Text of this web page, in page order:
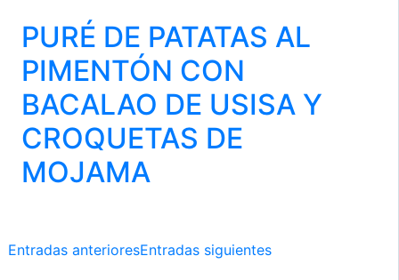
PURÉ DE PATATAS AL
PIMENTÓN CON
BACALAO DE USISA Y
CROQUETAS DE
MOJAMA
Navegación
Entradas anterioresEntradas siguientes